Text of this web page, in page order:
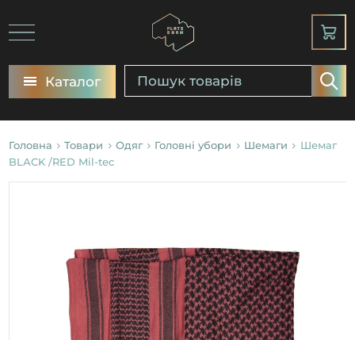
Каталог
Головна Товари Одяг Головні убори Шемаги
Шемаг
BLАCK /RED Mil-tec